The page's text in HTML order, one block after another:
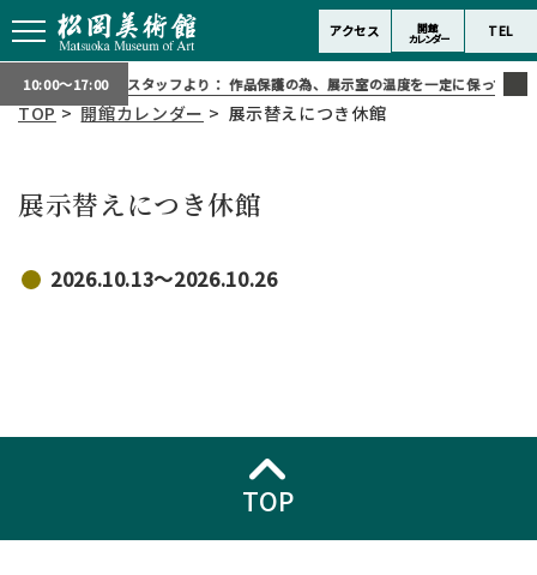
アクセス 開館
カレンダー TEL
10:00～17:00 スタッフより：作品保護の為、展示室の温度を一定に保っており
TOP>開館カレンダー > 展示替えにつき休館
展示替えにつき休館
2026.10.13〜2026.10.26
TOP